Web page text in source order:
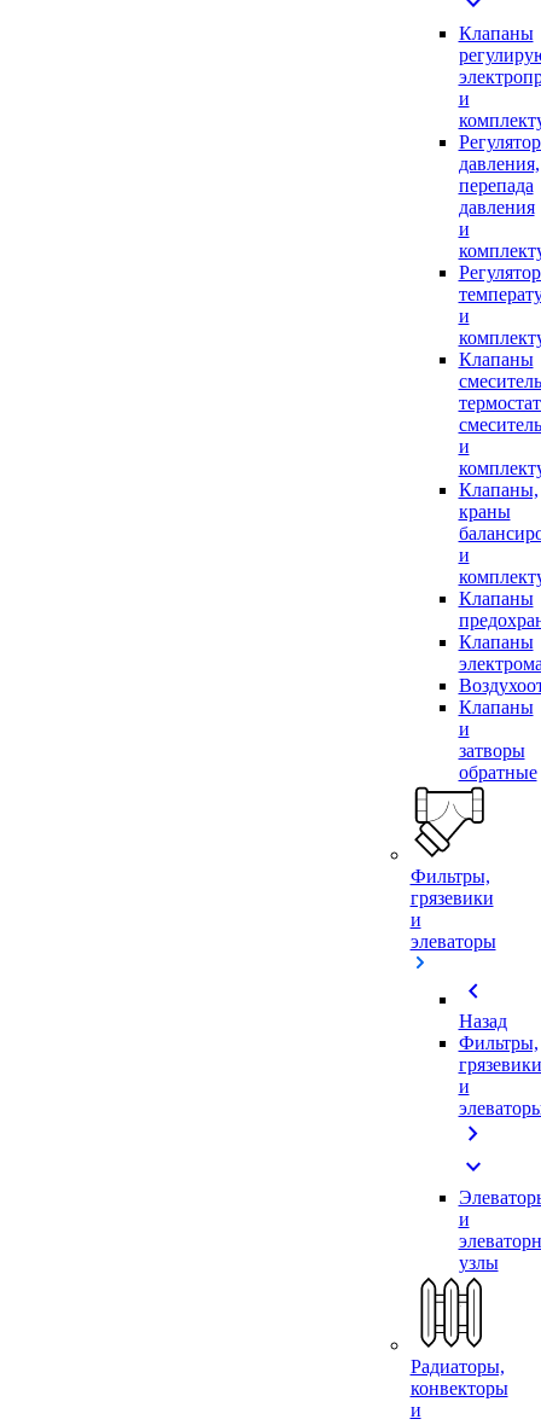
Клапаны
и
давления,
перепада
давления
и
и
Клапаны
и
Клапаны,
краны
и
Клапаны
Клапаны
Клапаны
и
затворы
обратные
Фильтры,
грязевики
и
элеваторы
chevron_left
Назад
Фильтры,
грязевики
и
chevron_right
expand_more
и
узлы
Радиаторы,
конвекторы
и